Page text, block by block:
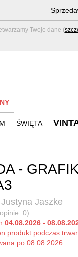
Twoje dane (
ŚWIĘTA
-
Jaszke
0)
04.08.2026 -
produkt podczas
po 08.08.2026.